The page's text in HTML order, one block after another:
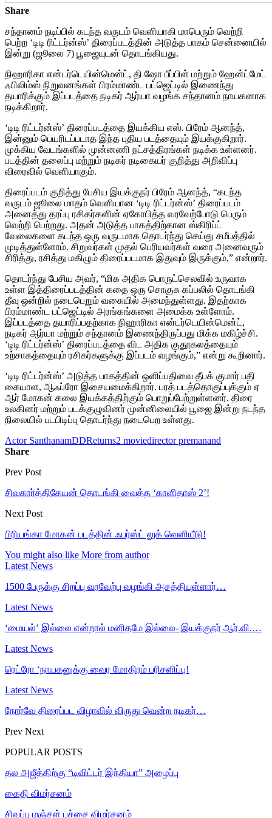
Share
சந்தானம் நடிப்பில் கடந்த வருடம் வெளியாகி மாபெரும் வெற்றி
பெற்ற ‘டிடி ரிட்டர்ன்ஸ்’ திரைப்படத்தின் அடுத்த பாகம் சென்னையில்
இன்று (ஜூலை 7) பூஜையுடன் தொடங்கியது.
நிஹாரிகா என்டர்டெயின்மென்ட், தி ஷோ பீப்பிள் மற்றும் ஹேன்ட்மேட்
ஃபிலிம்ஸ் நிறுவனங்கள் பிரம்மாண்ட பட்ஜெட்டில் இணைந்து
தயாரிக்கும் இப்படத்தை நடிகர் ஆர்யா வழங்க சந்தானம் நாயகனாக
நடிக்கிறார்.
‘டிடி ரிட்டர்ன்ஸ்’ திரைப்படத்தை இயக்கிய எஸ். பிரேம் ஆனந்த்,
இன்னும் பெயரிடப்படாத இந்த புதிய படத்தையும் இயக்குகிறார்.
முக்கிய வேடங்களில் முன்னணி நட்சத்திரங்கள் நடிக்க உள்ளனர்.
படத்தின் தலைப்பு மற்றும் நடிகர் நடிகையர் குறித்து அறிவிப்பு
விரைவில் வெளியாகும்.
திரைப்படம் குறித்து பேசிய இயக்குநர் பிரேம் ஆனந்த், “கடந்த
வருடம் ஜூலை மாதம் வெளியான ‘டிடி ரிட்டர்ன்ஸ்’ திரைப்படம்
அனைத்து தரப்பு ரசிகர்களின் ஏகோபித்த வரவேற்போடு பெரும்
வெற்றி பெற்றது. அதன் அடுத்த பாகத்திற்கான ஸ்கிரிப்ட்
வேலைகளை கடந்த ஒரு வருடமாக தொடர்ந்து செய்து சமீபத்தில்
முடித்துள்ளோம். சிறுவர்கள் முதல் பெரியவர்கள் வரை அனைவரும்
சிரித்து, ரசித்து மகிழும் திரைப்படமாக இதுவும் இருக்கும்,” என்றார்.
தொடர்ந்து பேசிய அவர், “மிக அதிக பொருட்செலவில் உருவாக
உள்ள இத்திரைப்படத்தின் கதை ஒரு சொகுசு கப்பலில் தொடங்கி
தீவு ஒன்றில் நடைபெறும் வகையில் அமைந்துள்ளது. இதற்காக
பிரம்மாண்ட பட்ஜெட்டில் அரங்கங்களை அமைக்க உள்ளோம்.
இப்படத்தை தயாரிப்பதற்காக நிஹாரிகா என்டர்டெயின்மென்ட்,
நடிகர் ஆர்யா மற்றும் சந்தானம் இணைந்திருப்பது மிக்க மகிழ்ச்சி.
‘டிடி ரிட்டர்ன்ஸ்’ திரைப்படத்தை விட அதிக குதூகலத்தையும்
உற்சாகத்தையும் ரசிகர்களுக்கு இப்படம் வழங்கும்,” என்று கூறினார்.
‘டிடி ரிட்டர்ன்ஸ்’ அடுத்த பாகத்தின் ஒளிப்பதிவை தீபக் குமார் பதி
கையாள, ஆஃப்ரோ இசையமைக்கிறார். பரத் படத்தொகுப்புக்கும் ஏ
ஆர் மோகன் கலை இயக்கத்திற்கும் பொறுப்பேற்றுள்ளனர். திரை
உலகினர் மற்றும் படக்குழுவினர் முன்னிலையில் பூஜை இன்று நடந்த
நிலையில் படபிடிப்பு தொடர்ந்து நடைபெற உள்ளது.
Actor SanthanamDDReturns2 moviedirector premanand
Share
Prev Post
சிவகார்த்திகேயன் தொடங்கி வைத்த ‘காளிதாஸ் 2’!
Next Post
பிரியங்கா மோகன் படத்தின் ஃபர்ஸ்ட் லுக் வெளியீடு!
You might also like More from author
Latest News
1500 பேருக்கு சிறப்பு வரவேற்பு வழங்கி அசத்தியுள்ளார்…
Latest News
‘மையல்’ இல்லை என்றால் மனிதமே இல்லை- இயக்குநர் ஆர்.வி.…
Latest News
ரெட்ரோ ‘நாயகனுக்கு வைர மோதிரம் பரிசளிப்பு!
Latest News
நோர்வே திரைப்பட விழாவில் விருது வென்ற நடிகர்…
Prev Next
POPULAR POSTS
தல அஜீத்திற்கு “டிவிட்டர் இந்தியா” அழைப்பு
கைதி விமர்சனம்
சிவப்பு மஞ்சள் பச்சை விமர்சனம்